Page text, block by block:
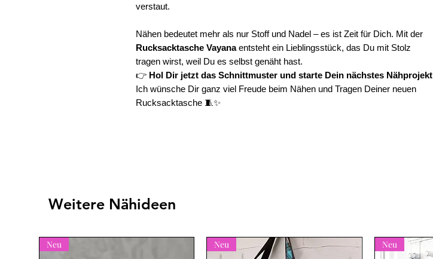
verstaut.
Nähen bedeutet mehr als nur Stoff und Nadel – es ist Zeit für Dich. Mit der
Rucksacktasche Vayanaentsteht ein Lieblingsstück, das Du mit Stolz
tragen wirst, weil Du es selbst genäht hast.
👉 Hol Dir jetzt das Schnittmuster und starte Dein nächstes Nähprojekt
Ich wünsche Dir ganz viel Freude beim Nähen und Tragen Deiner neuen
Rucksacktasche 🧵✨
Weitere Nähideen
Neu Neu Neu